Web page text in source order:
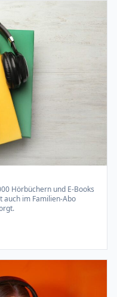
Hörbüchern und E-Books
auch im Familien-Abo